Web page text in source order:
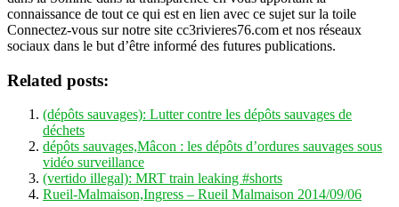
connaissance de tout ce qui est en lien avec ce sujet sur la toile
Connectez-vous sur notre site cc3rivieres76.com et nos réseaux
sociaux dans le but d’être informé des futures publications.
Related posts:
(dépôts sauvages): Lutter contre les dépôts sauvages de
déchets
dépôts sauvages,Mâcon : les dépôts d’ordures sauvages sous
vidéo surveillance
(vertido illegal): MRT train leaking #shorts
Rueil-Malmaison,Ingress – Rueil Malmaison 2014/09/06